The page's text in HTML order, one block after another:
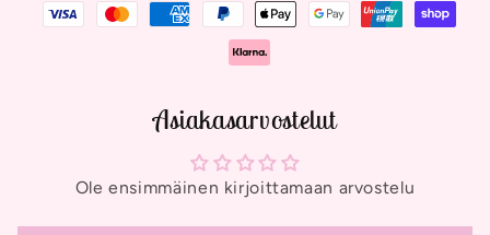
Asiakasarvostelut
Ole ensimmäinen kirjoittamaan arvostelu